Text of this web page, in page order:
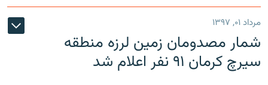
مرداد ۰۱, ۱۳۹۷
شمار مصدومان زمین لرزه منطقه
سیرچ کرمان ۹۱ نفر اعلام شد